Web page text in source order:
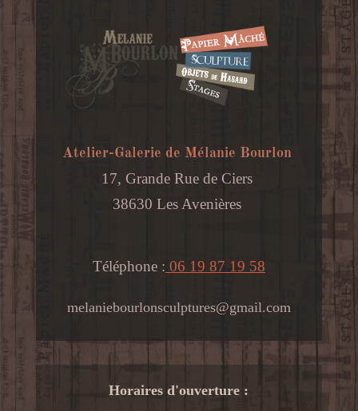
Atelier-Galerie de Mélanie Bourlon
17, Grande Rue de Ciers
38630 Les Avenières
Téléphone : 06 19 87 19 58
melaniebourlonsculptures@gmail.com
Horaires d'ouverture :